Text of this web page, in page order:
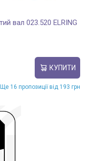
вал 023.520 ELRING
КУПИТИ
Ще 16 пропозиції від 193 грн